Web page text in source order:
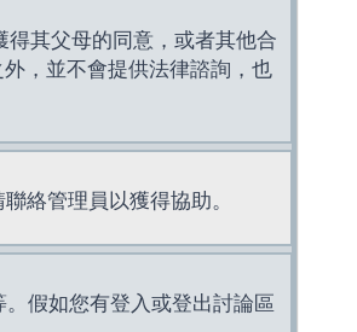
其父母的同意，或者其他合
，並不會提供法律諮詢，也
絡管理員以獲得協助。
假如您有登入或登出討論區